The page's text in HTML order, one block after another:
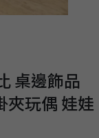
桌邊飾品
夾玩偶 娃娃